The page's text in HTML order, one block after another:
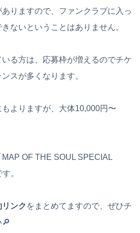
りますので、ファンクラブに入っ
ないということはありません。
る方は、応募枠が増えるのでチケ
スが多くなります。
よりますが、大体10,000円〜
OF THE SOUL SPECIAL
。
リンク をまとめてますので、ぜひチ